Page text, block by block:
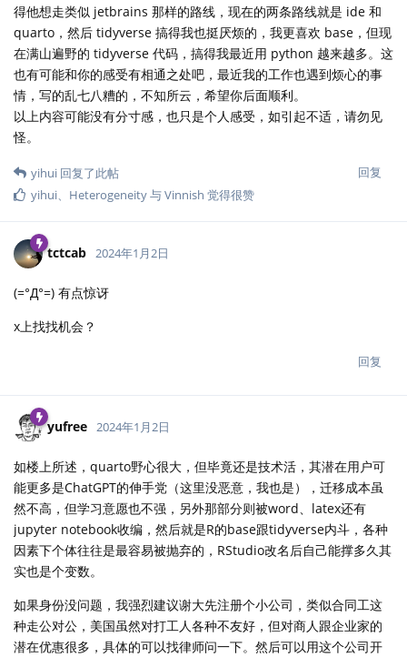
得他想走类似 jetbrains 那样的路线，现在的两条路线就是 ide 和
quarto，然后 tidyverse 搞得我也挺厌烦的，我更喜欢 base，但现
在满山遍野的 tidyverse 代码，搞得我最近用 python 越来越多。这
也有可能和你的感受有相通之处吧，最近我的工作也遇到烦心的事
情，写的乱七八糟的，不知所云，希望你后面顺利。
以上内容可能没有分寸感，也只是个人感受，如引起不适，请勿见
怪。
回复
yihui 回复了此帖
yihui、 Heterogeneity与Vinnish 觉得很赞
tctcab 2024年1月2日
(=°Д°=) 有点惊讶
x上找找机会？
回复
yufree 2024年1月2日
如楼上所述，quarto野心很大，但毕竟还是技术活，其潜在用户可
能更多是ChatGPT的伸手党（这里没恶意，我也是），迁移成本虽
然不高，但学习意愿也不强，另外那部分则被word、latex还有
jupyter notebook收编，然后就是R的base跟tidyverse内斗，各种
因素下个体往往是最容易被抛弃的，RStudio改名后自己能撑多久其
实也是个变数。
如果身份没问题，我强烈建议谢大先注册个小公司，类似合同工这
种走公对公，美国虽然对打工人各种不友好，但对商人跟企业家的
潜在优惠很多，具体的可以找律师问一下。然后可以用这个公司开